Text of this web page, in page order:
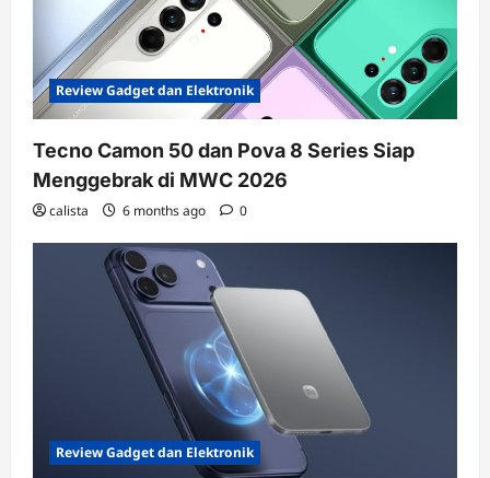
Review Gadget dan Elektronik
Tecno Camon 50 dan Pova 8 Series Siap
Menggebrak di MWC 2026
calista 6 months ago 0
Review Gadget dan Elektronik